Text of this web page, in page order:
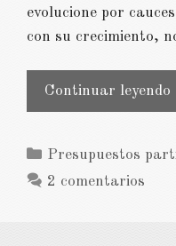
evolucione por
con su crecimiento,
Continuar leyendo
Categorías
Presupuestos
2 comentarios